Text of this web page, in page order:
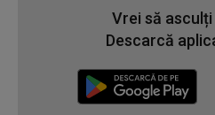
Vrei să
Descarcă